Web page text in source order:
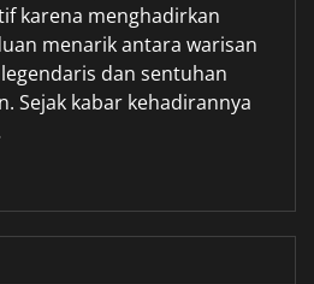
karena menghadirkan
menarik antara warisan
dan sentuhan
Sejak kabar kehadirannya